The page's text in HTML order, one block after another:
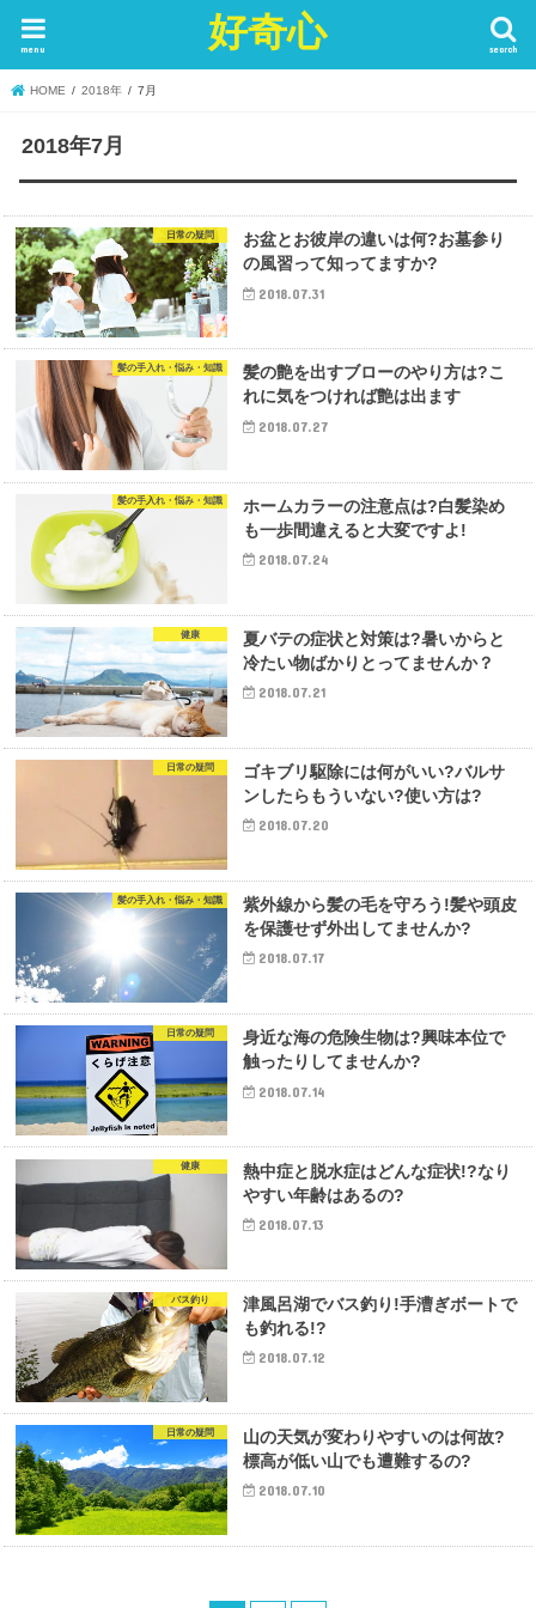
好奇心 search
menu
HOME 2018年 7月
2018年7月
日常の疑問
お盆とお彼岸の違いは何?お墓参り
の風習って知ってますか?
2018.07.31
髪の手入れ・悩み・知識
髪の艶を出すブローのやり方は?こ
れに気をつければ艶は出ます
2018.07.27
髪の手入れ・悩み・知識
ホームカラーの注意点は?白髪染め
も一歩間違えると大変ですよ!
2018.07.24
健康
夏バテの症状と対策は?暑いからと
冷たい物ばかりとってませんか？
2018.07.21
日常の疑問
ゴキブリ駆除には何がいい?バルサ
ンしたらもういない?使い方は?
2018.07.20
髪の手入れ・悩み・知識
紫外線から髪の毛を守ろう!髪や頭皮
を保護せず外出してませんか?
2018.07.17
日常の疑問
身近な海の危険生物は?興味本位で
触ったりしてませんか?
2018.07.14
健康
熱中症と脱水症はどんな症状!?なり
やすい年齢はあるの?
2018.07.13
バス釣り
津風呂湖でバス釣り!手漕ぎボートで
も釣れる!?
2018.07.12
日常の疑問
山の天気が変わりやすいのは何故?
標高が低い山でも遭難するの?
2018.07.10